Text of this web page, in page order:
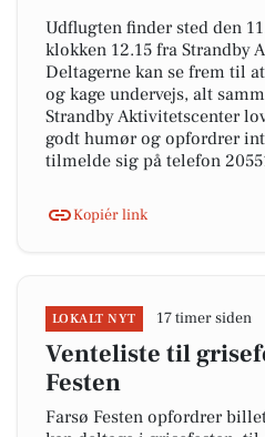
Udflugten finder sted den
klokken 12.15 fra Strandby
Deltagerne kan se frem til
og kage undervejs, alt
Strandby Aktivitetscenter
godt humør og opfordrer
tilmelde sig på telefon
Kopiér link
LOKALT NYT 17 timer siden
Venteliste til
Festen
Farsø Festen opfordrer